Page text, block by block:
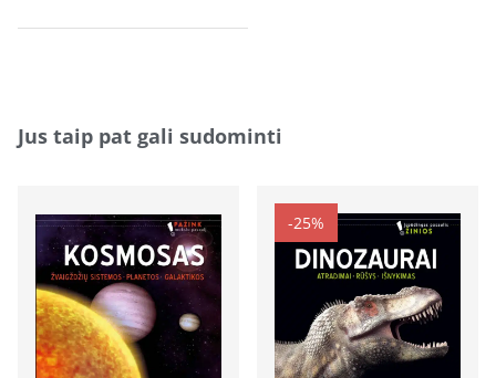
Jus taip pat gali sudominti
-25%